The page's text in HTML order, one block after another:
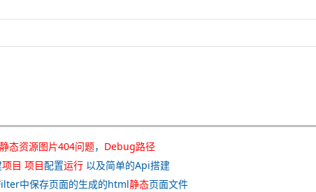
静态资源图片404问题， Debug路径
项目 项目配置运行 以及简单的Api搭建
中保存页面的生成的html静态页面文件